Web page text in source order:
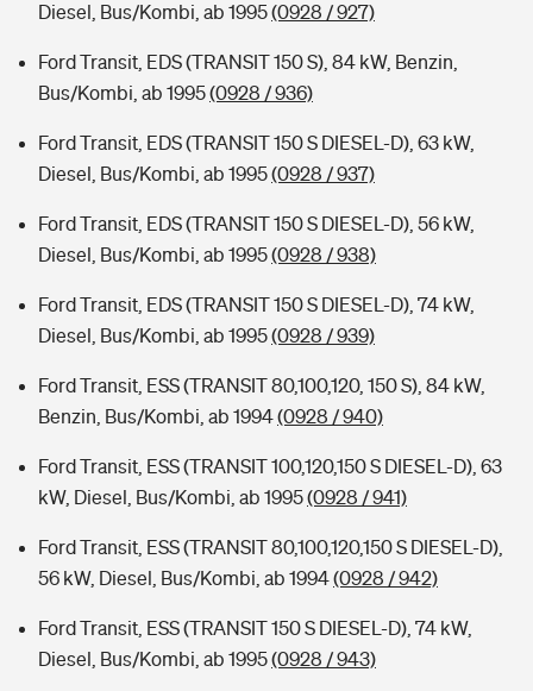
Diesel, Bus/Kombi, ab 1995(0928 / 927)
Ford Transit, EDS (TRANSIT 150 S), 84 kW, Benzin,
Bus/Kombi, ab 1995(0928 / 936)
Ford Transit, EDS (TRANSIT 150 S DIESEL-D), 63 kW,
Diesel, Bus/Kombi, ab 1995(0928 / 937)
Ford Transit, EDS (TRANSIT 150 S DIESEL-D), 56 kW,
Diesel, Bus/Kombi, ab 1995(0928 / 938)
Ford Transit, EDS (TRANSIT 150 S DIESEL-D), 74 kW,
Diesel, Bus/Kombi, ab 1995(0928 / 939)
Ford Transit, ESS (TRANSIT 80,100,120, 150 S), 84 kW,
Benzin, Bus/Kombi, ab 1994(0928 / 940)
Ford Transit, ESS (TRANSIT 100,120,150 S DIESEL-D), 63
kW, Diesel, Bus/Kombi, ab 1995(0928 / 941)
Ford Transit, ESS (TRANSIT 80,100,120,150 S DIESEL-D),
56 kW, Diesel, Bus/Kombi, ab 1994(0928 / 942)
Ford Transit, ESS (TRANSIT 150 S DIESEL-D), 74 kW,
Diesel, Bus/Kombi, ab 1995(0928 / 943)